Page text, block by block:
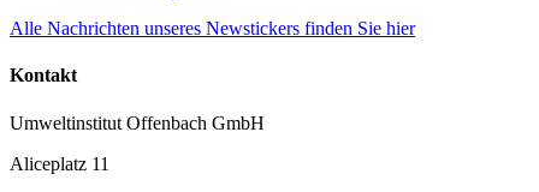
Alle Nachrichten unseres Newstickers finden Sie hier
Kontakt
Umweltinstitut Offenbach GmbH
Aliceplatz 11